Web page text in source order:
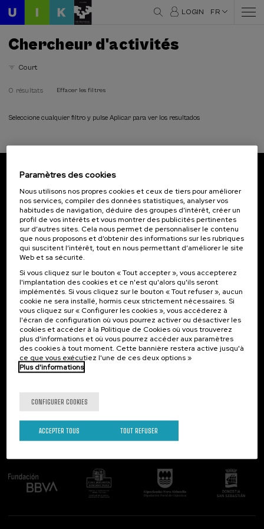
LOGIN FR
Chercheur d'activités
Court
0 résultats Effacer les filtres
Seleccione cualquier filtro y pulse Aplicar para ver los resultados
Inscrivez-vous pour être le premier à recevoir les
actualités de l'UIK.
S'abonner
Contact
Palacio Miramar
Paseo de Miraconcha, 48
20007 Donostia / San Sebastián
Gipuzkoa, Spain
Contactez-nous!
Intéressant...
Activités précédentes
Suivez-nous
Paramètres des cookies
Nous utilisons nos propres cookies et ceux de tiers pour améliorer
nos services, compiler des données statistiques, analyser vos
habitudes de navigation, déduire des groupes d’intérêt, créer un
profil de vos intérêts et vous montrer des publicités pertinentes
sur d’autres sites. Cela nous permet de personnaliser le contenu
que nous proposons et d’obtenir des informations sur les rubriques
qui suscitent l’intérêt, tout en nous permettant d’améliorer le site
Web et sa sécurité.
Si vous cliquez sur le bouton « Tout accepter », vous accepterez
l'implantation des cookies et ce n'est qu'alors qu'ils seront
implémentés. Si vous cliquez sur le bouton « Tout refuser », aucun
cookie ne sera installé, hormis ceux strictement nécessaires. Si
vous cliquez sur « Configurer les cookies », vous accéderez à
l'écran de configuration où vous pourrez activer ou désactiver les
cookies et accéder à la Politique de Cookies où vous trouverez
plus d'informations et où vous pourrez accéder aux paramètres
des cookies à tout moment. Cette bannière restera active jusqu'à
ce que vous exécutiez l'une de ces deux options »
Plus d'informations
CONFIGURER COOKIES
TOUT REFUSER
ACCEPTER TOUS